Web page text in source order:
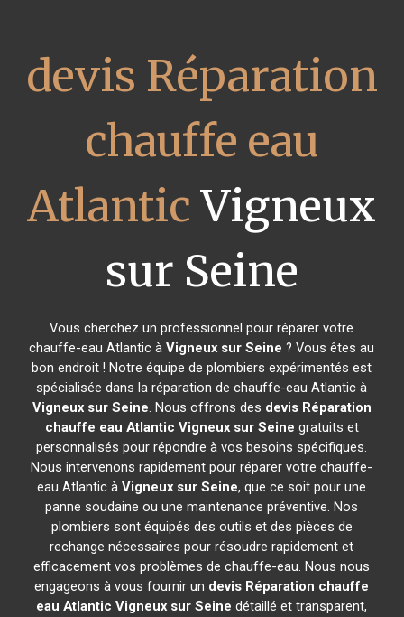
devis Réparation
chauffe eau
Atlantic Vigneux
sur Seine
Vous cherchez un professionnel pour réparer votre
chauffe-eau Atlantic àVigneux sur Seine ? Vous êtes au
bon endroit ! Notre équipe de plombiers expérimentés est
spécialisée dans la réparation de chauffe-eau Atlantic à
Vigneux sur Seine. Nous offrons des devis Réparation
chauffe eau Atlantic Vigneux sur Seine gratuits et
personnalisés pour répondre à vos besoins spécifiques.
Nous intervenons rapidement pour réparer votre chauffe-
eau Atlantic àVigneux sur Seine, que ce soit pour une
panne soudaine ou une maintenance préventive. Nos
plombiers sont équipés des outils et des pièces de
rechange nécessaires pour résoudre rapidement et
efficacement vos problèmes de chauffe-eau. Nous nous
engageons à vous fournir un devis Réparation chauffe
eau Atlantic Vigneux sur Seine détaillé et transparent,